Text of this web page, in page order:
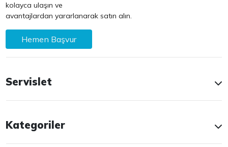
kolayca ulaşın ve
avantajlardan yararlanarak satın alın.
Hemen Başvur
Servislet
Kategoriler